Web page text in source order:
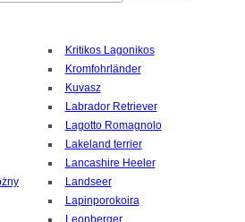
Kritikos Lagonikos
Kromfohrländer
Kuvasz
Labrador Retriever
Lagotto Romagnolo
Lakeland terrier
Lancashire Heeler
Landseer
Lapinporokoira
Leonberger